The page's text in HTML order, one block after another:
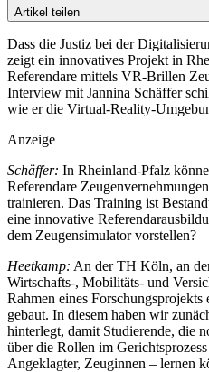
Artikel teilen
Dass die Justiz bei der
zeigt ein innovatives Projekt in
Referendare mittels VR-Brillen
Interview mit Jannina Schäffer
wie er die Virtual-Reality-
Anzeige
Schäffer: In Rheinland-Pfalz
Referendare
trainieren. Das Training ist
eine innovative
dem Zeugensimulator vorstellen?
Heetkamp: An der TH Köln, an
Wirtschafts-, Mobilitäts- und
Rahmen eines
gebaut. In diesem haben wir
hinterlegt, damit Studierende, die
über die Rollen im
Angeklagter, Zeuginnen – lernen